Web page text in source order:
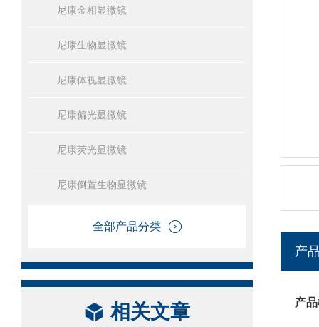
尼康金相显微镜
尼康生物显微镜
尼康体视显微镜
尼康偏光显微镜
尼康荧光显微镜
尼康倒置生物显微镜
全部产品分类
相关文章
产
产